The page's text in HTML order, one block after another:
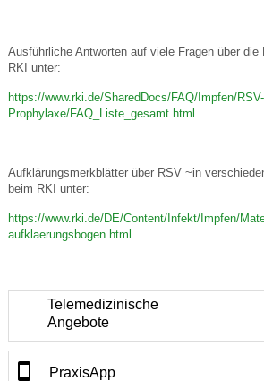
Ausführliche Antworten auf viele Fragen über die
RKI unter:
https://www.rki.de/SharedDocs/FAQ/Impfen/RSV-
Prophylaxe/FAQ_Liste_gesamt.html
Aufklärungsmerkblätter über RSV ~in
beim RKI unter:
https://www.rki.de/DE/Content/Infekt/Impfen/
aufklaerungsbogen.html
Telemedizinische
Angebote
PraxisApp